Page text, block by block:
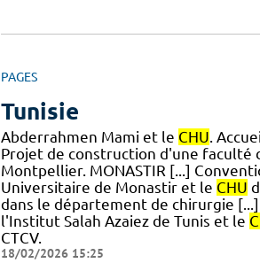
PAGES
Tunisie
Abderrahmen Mami et le CHU.
Projet de construction d'une faculté
Montpellier. MONASTIR [...]
Universitaire de Monastir et le CHU
dans le département de chirurgie
l'Institut Salah Azaiez de Tunis et le
CTCV.
18/02/2026 15:25